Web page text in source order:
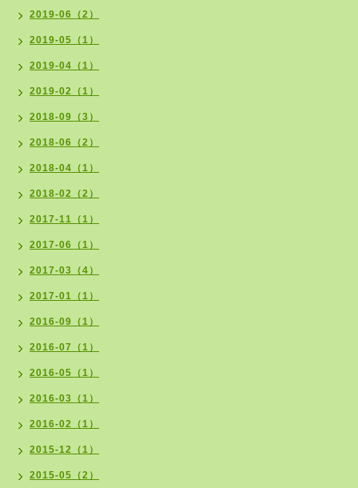
2019-06（2）
2019-05（1）
2019-04（1）
2019-02（1）
2018-09（3）
2018-06（2）
2018-04（1）
2018-02（2）
2017-11（1）
2017-06（1）
2017-03（4）
2017-01（1）
2016-09（1）
2016-07（1）
2016-05（1）
2016-03（1）
2016-02（1）
2015-12（1）
2015-05（2）